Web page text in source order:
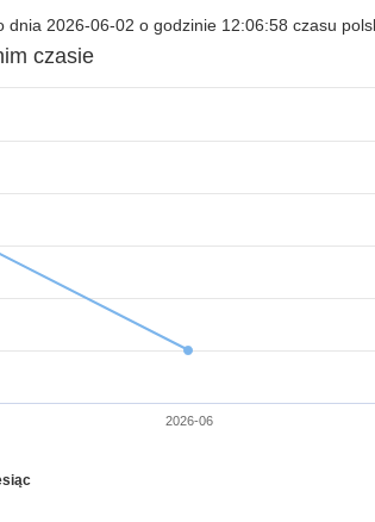
2026-06-02 o godzinie 12:06:58 czasu
czasie
2026-06